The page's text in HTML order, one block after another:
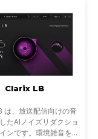
StressBoxです。
Clarix LB
は、放送配信向けの音
たAIノイズリダクショ
ンです。環境雑音をリ